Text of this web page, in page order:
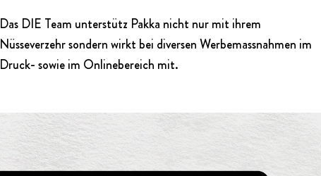
Das DIE Team unterstütz Pakka nicht nur mit ihrem
Nüsseverzehr sondern wirkt bei diversen Werbemassnahmen im
Druck- sowie im Onlinebereich mit.